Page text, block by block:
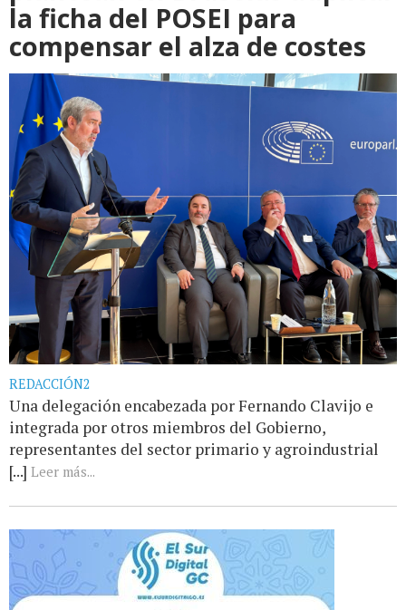
la ficha del POSEI para
compensar el alza de costes
REDACCIÓN2
Una delegación encabezada por Fernando Clavijo e
integrada por otros miembros del Gobierno,
representantes del sector primario y agroindustrial
[...] Leer más...